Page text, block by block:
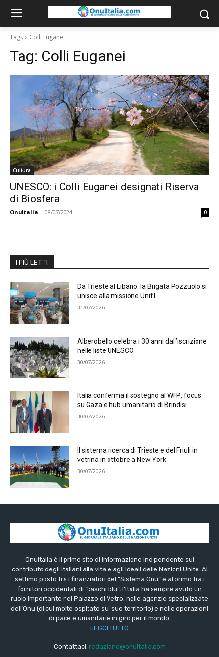
Tags Colli Euganei
Tag: Colli Euganei
Cultura
UNESCO: i Colli Euganei designati Riserva
di Biosfera
OnuItalia - 08/07/2024 0
I PIÙ LETTI
Da Trieste al Libano: la Brigata Pozzuolo si
unisce alla missione Unifil
31/07/2026
Alberobello celebra i 30 anni dall’iscrizione
nelle liste UNESCO
30/07/2026
Italia conferma il sostegno al WFP: focus
su Gaza e hub umanitario di Brindisi
30/07/2026
Il sistema ricerca di Trieste e del Friuli in
vetrina in ottobre a New York
30/07/2026
OnuItalia è il primo sito di informazione indipendente sul
contributo degli italiani alla vita e agli ideali delle Nazioni Unite. Al
settimo posto tra i finanziatori del “Sistema Onu” e al primo tra i
fornitori occidentali di “caschi blu”, l’Italia ha sempre avuto un
ruolo importante nel Palazzo di Vetro, nelle agenzie specializzate
dell’Onu (di cui molte ospitate sul suo territorio) e nelle operazioni
di pace e umanitarie in giro per il mondo.
LEGGI TUTTO
Contattaci: redazione@onuitalia.com